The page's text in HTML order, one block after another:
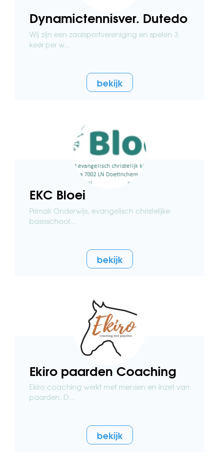
Dynamictennisver. Dutedo
Wij zijn een zaalsportvereniging en spelen 3
keer per w...
bekijk
EKC Bloei
Primair Onderwijs, evangelisch christelijke
basisschool...
bekijk
Ekiro paarden Coaching
Ekiro coaching werkt met mensen en inzet van
paarden. D...
bekijk